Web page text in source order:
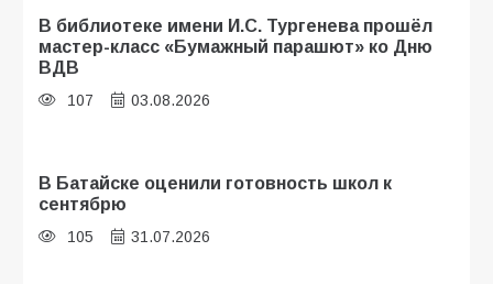
В библиотеке имени И.С. Тургенева прошёл
мастер-класс «Бумажный парашют» ко Дню
ВДВ
107 03.08.2026
В Батайске оценили готовность школ к
сентябрю
105 31.07.2026